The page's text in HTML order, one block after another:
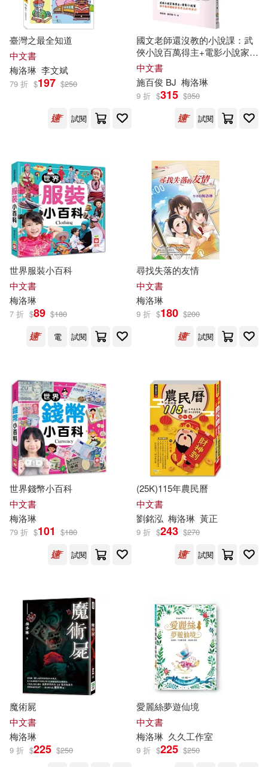
適合手機平板閱讀(54)
適合平板閱讀(12)
(可複選)
作者/演唱/譯/編/繪(119)
價格
範圍
臺灣之最全知道
中文書
梅洛琳 李文斌
79 折 $197 $250
試閱
國文老師還沒教的小說課：武
俠小說百萬得主+電影小說家聯
手教你講故事寫作文的布局力
中文書
施百俊 BJ 梅洛琳
9 折 $315 $350
試閱
世界服裝小百科
中文書
梅洛琳
7 折 $89 $180
電
試閱
尋找失落的友情
中文書
梅洛琳
9 折 $180 $200
試閱
世界錢幣小百科
中文書
梅洛琳
79 折 $101 $180
試閱
(25K)115年農民曆
中文書
劉銘泓 梅洛琳 黃正
9 折 $243 $270
試閱
魔術屍
中文書
梅洛琳
9 折 $225 $250
愛麗絲夢遊仙境
中文書
梅洛琳 久久工作室
9 折 $225 $250